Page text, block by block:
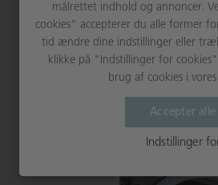
RSL Team Racket Bag
499,00 DKK
målrettet indhold og annoncer.
cookies" accepterer du alle former
tid ændre dine indstillinger eller
klikke på "Indstillinger for
brug af cookies i
Accepter alle
Indstillinger